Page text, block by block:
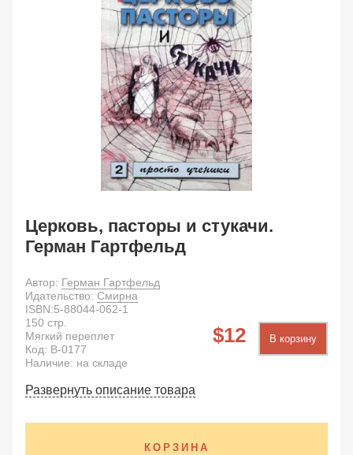
Церковь, пасторы и стукачи.
Герман Гартфельд
Автор: Герман Гартфельд
Идательство: Смирна
12 В корзину
ISBN:5-88044-062-1
150 стр.
Мягкий переплет
Код: B-0177
Наличие: на складе
Развернуть описание товара
КОРЗИНА